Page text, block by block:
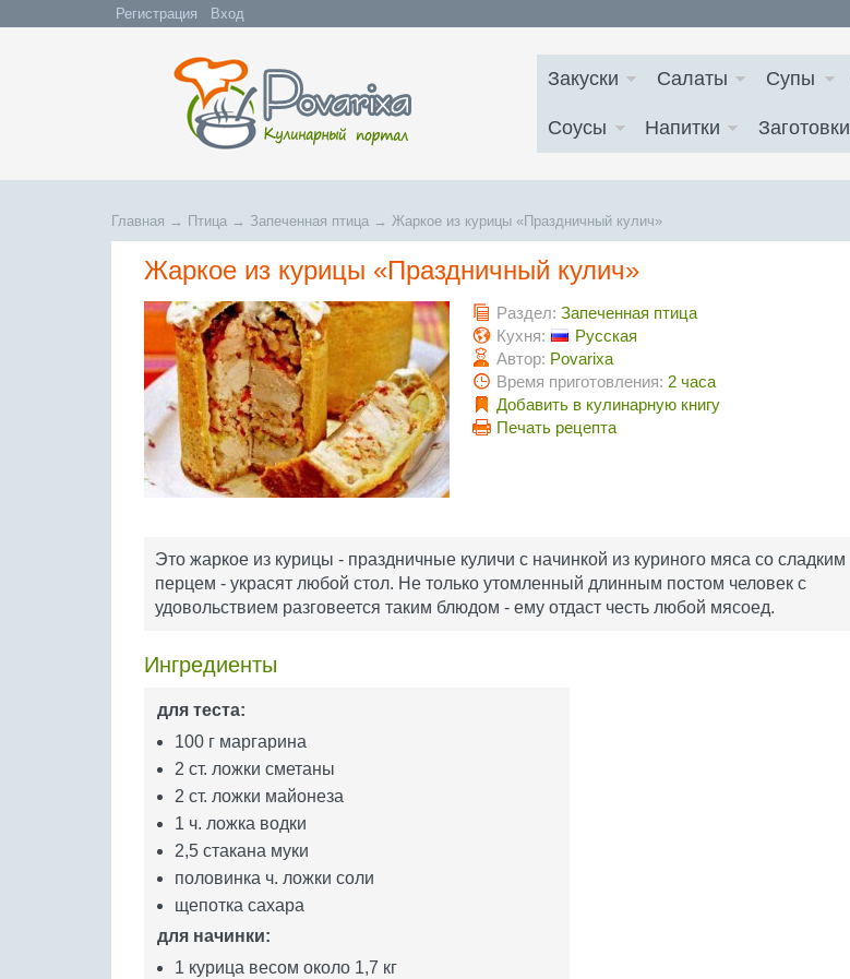
Регистрация Вход
Закуски Салаты Супы
Соусы Напитки Заготовки
Главная → Птица → Запеченная птица → Жаркое из курицы «Праздничный кулич»
Жаркое из курицы «Праздничный кулич»
Раздел: Запеченная птица
Кухня:
Русская
Автор: Povarixa
Время приготовления: 2 часа
Добавить в кулинарную книгу
Печать рецепта
Это жаркое из курицы - праздничные куличи с начинкой из куриного мяса со сладким
перцем - украсят любой стол. Не только утомленный длинным постом человек с
удовольствием разговеется таким блюдом - ему отдаст честь любой мясоед.
Ингредиенты
для теста:
100 г маргарина
2 ст. ложки сметаны
2 ст. ложки майонеза
1 ч. ложка водки
2,5 стакана муки
половинка ч. ложки соли
щепотка сахара
для начинки:
1 курица весом около 1,7 кг